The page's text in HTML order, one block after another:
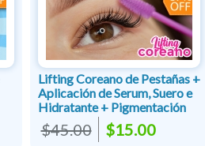
Lifting Coreano de Pestañas +
Aplicación de Serum, Suero e
Hidratante + Pigmentación
$45.00 $15.00